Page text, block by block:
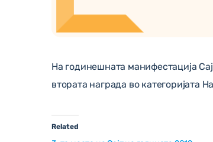
На годинешната манифестација
втората награда во категоријата
Related